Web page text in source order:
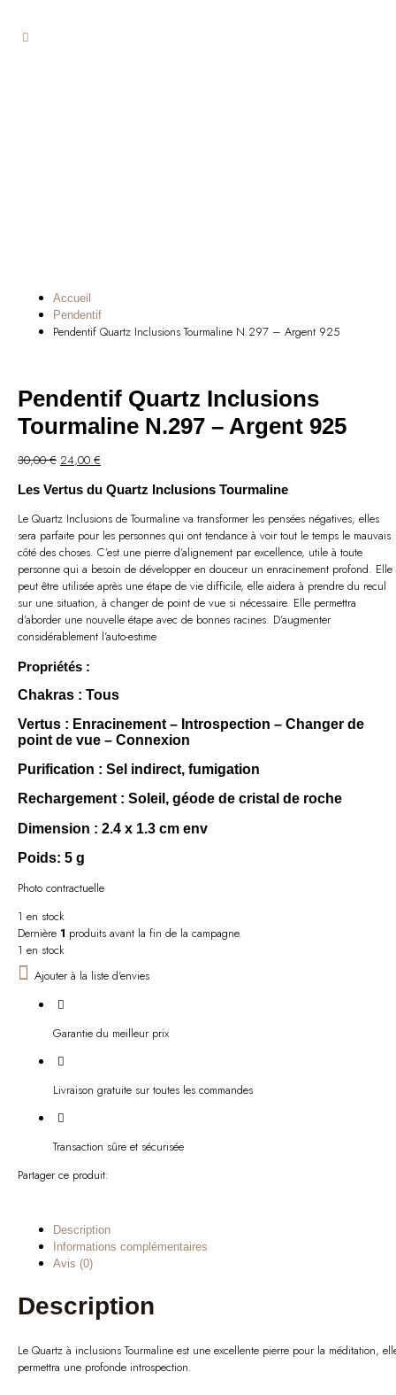
Accueil
Pendentif
Pendentif Quartz Inclusions Tourmaline N.297 – Argent 925
Pendentif Quartz Inclusions
Tourmaline N.297 – Argent 925
30,00€ Le
initial
était :
30,00 €.
24,00 €
actuel
24,00 €.
Les Vertus du Quartz Inclusions Tourmaline
Le Quartz Inclusions de Tourmaline va transformer les pensées négatives, elles
sera parfaite pour les personnes qui ont tendance à voir tout le temps le mauvais
côté des choses. C’est une pierre d’alignement par excellence, utile à toute
personne qui a besoin de développer en douceur un enracinement profond. Elle
peut être utilisée après une étape de vie difficile, elle aidera à prendre du recul
sur une situation, à changer de point de vue si nécessaire. Elle permettra
d’aborder une nouvelle étape avec de bonnes racines. D’augmenter
considérablement l’auto-estime
Propriétés :
Chakras : Tous
Vertus : Enracinement – Introspection – Changer de
point de vue – Connexion
Purification : Sel indirect, fumigation
Rechargement: Soleil, géode de cristal de roche
Dimension : 2.4 x 1.3 cm env
Poids: 5 g
Photo contractuelle
1 en stock
Dernière 1 produits avant la fin de la campagne.
1 en stock
Ajouter à la liste d'envies
Garantie du meilleur prix
Livraison gratuite sur toutes les commandes
Transaction sûre et sécurisée
Partager ce produit:
Description
Informations complémentaires
Avis (0)
Description
Le Quartz à inclusions Tourmaline est une excellente pierre pour la méditation,
permettra une profonde introspection.